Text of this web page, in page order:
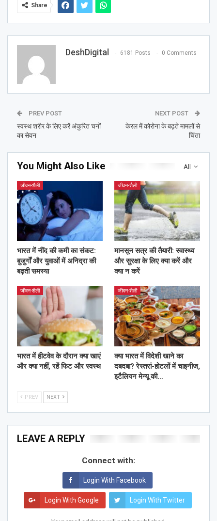
Share
DeshDigital 6181 Posts 0 Comments
PREV POST
स्वस्थ शरीर के लिए करें अंकुरित चनों
का सेवन
NEXT POST
केरल में कोरोना के बढ़ते मामलों से
चिंता
All
You Might Also Like
जीवन-शैली
भारत में नींद की कमी का संकट:
बुजुर्गों और युवाओं में अनिद्रा की
बढ़ती समस्या
जीवन-शैली
मानसून सत्र की तैयारी: स्वास्थ्य
और सुरक्षा के लिए क्या करें और
क्या न करें
जीवन-शैली
भारत में हीटवेव के दौरान क्या खाएं
और क्या नहीं, रहें फिट और स्वस्थ
जीवन-शैली
क्या भारत में विदेशी खाने का
दबदबा? रेस्तरां-होटलों में चाइनीज,
इटैलियन मेन्यू की…
PREV NEXT
LEAVE A REPLY
Connect with:
Login With Facebook
Login With Google Login With Twitter